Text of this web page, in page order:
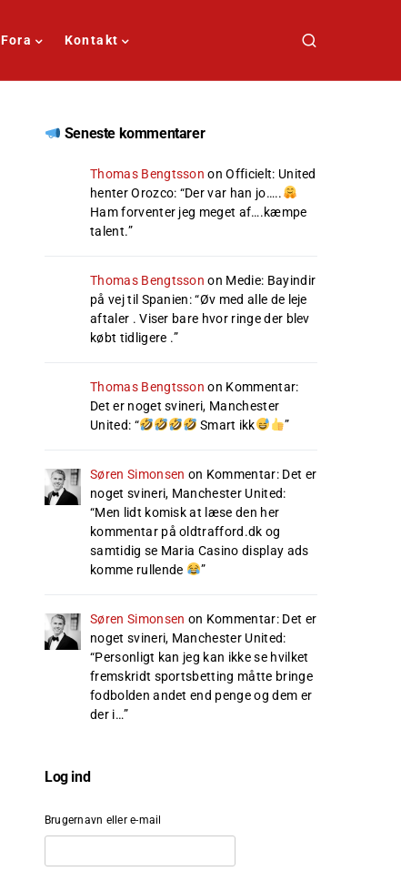
Fora Kontakt
Seneste kommentarer
Thomas Bengtsson onOfficielt: United
henter Orozco: “Der var han jo…..
Ham forventer jeg meget af….kæmpe
talent.”
Thomas Bengtsson on Medie: Bayindir
på vej til Spanien: “Øv med alle de leje
aftaler . Viser bare hvor ringe der blev
købt tidligere .”
Thomas Bengtsson on Kommentar:
Det er noget svineri, Manchester
United: “ Smart ikk ”
Søren Simonsen on Kommentar: Det er
noget svineri, Manchester United:
“Men lidt komisk at læse den her
kommentar på oldtrafford.dk og
samtidig se Maria Casino display ads
komme rullende
”
Søren Simonsen on Kommentar: Det er
noget svineri, Manchester United:
“Personligt kan jeg kan ikke se hvilket
fremskridt sportsbetting måtte bringe
fodbolden andet end penge og dem er
der i…”
Log ind
Brugernavn eller e-mail